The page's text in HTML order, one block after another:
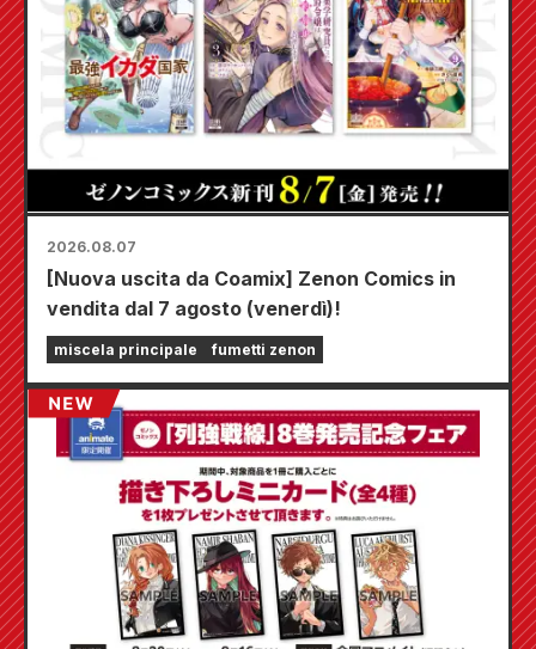
2026.08.07
[Nuova uscita da Coamix] Zenon Comics in
vendita dal 7 agosto (venerdì)!
miscela principale fumetti zenon